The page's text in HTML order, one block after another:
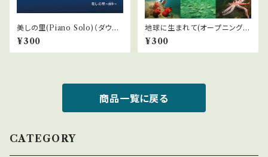
美しの里(Piano Solo)（ダウン
ロード）「美しの里〜四季」より
¥300
地球に生まれて(オープニングテ
ーマ)（ダウンロード）『海のトワ
イライトゾーン』より
¥300
商品一覧に戻る
CATEGORY